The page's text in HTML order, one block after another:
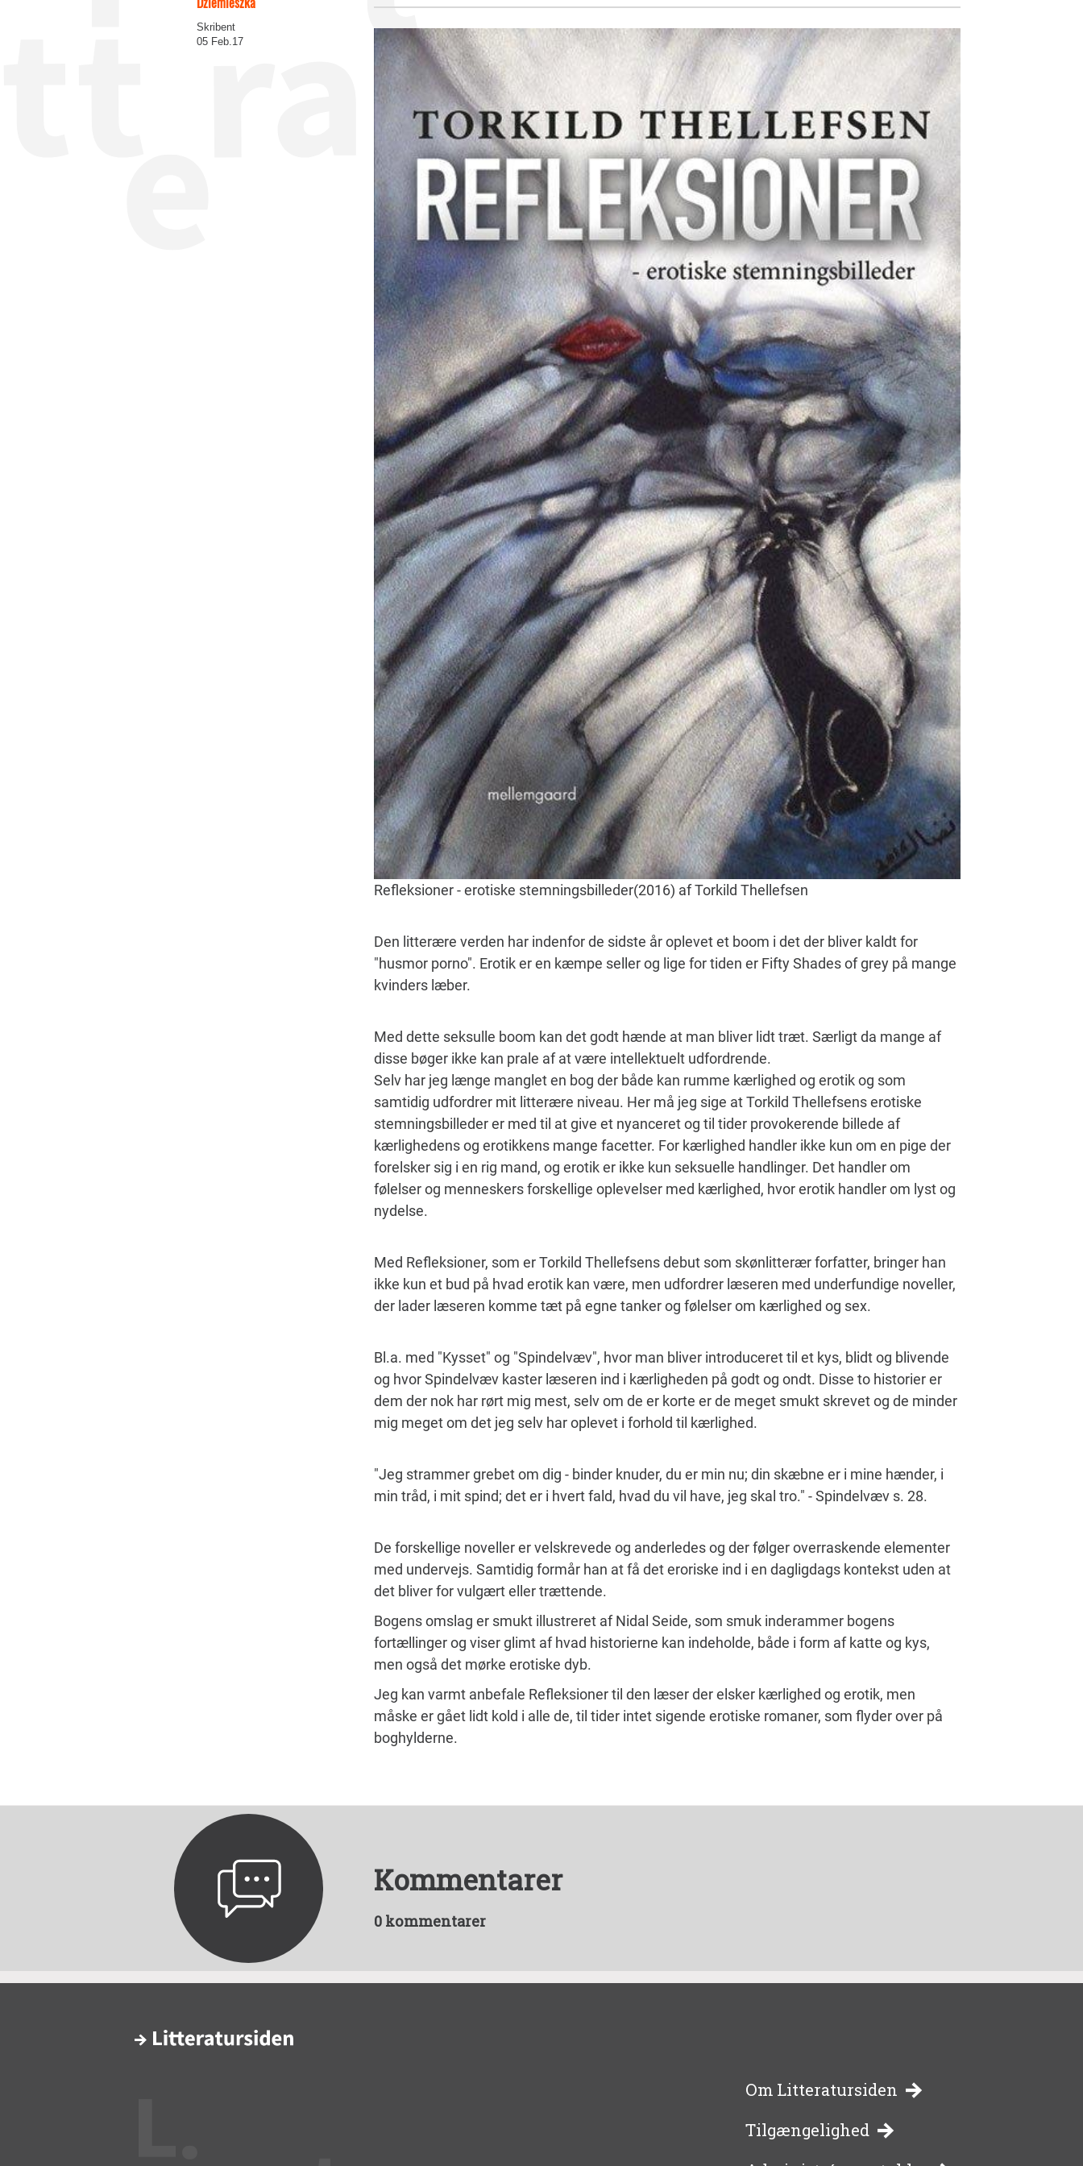
Skribent
05 Feb.17
Refleksioner - erotiske stemningsbilleder(2016) af Torkild Thellefsen
Den litterære verden har indenfor de sidste år oplevet et boom i det der bliver kaldt for
"husmor porno". Erotik er en kæmpe seller og lige for tiden er Fifty Shades of grey på mange
kvinders læber.
Med dette seksulle boom kan det godt hænde at man bliver lidt træt. Særligt da mange af
disse bøger ikke kan prale af at være intellektuelt udfordrende.
Selv har jeg længe manglet en bog der både kan rumme kærlighed og erotik og som
samtidig udfordrer mit litterære niveau. Her må jeg sige at Torkild Thellefsens erotiske
stemningsbilleder er med til at give et nyanceret og til tider provokerende billede af
kærlighedens og erotikkens mange facetter. For kærlighed handler ikke kun om en pige der
forelsker sig i en rig mand, og erotik er ikke kun seksuelle handlinger. Det handler om
følelser og menneskers forskellige oplevelser med kærlighed, hvor erotik handler om lyst og
nydelse.
Med Refleksioner, som er Torkild Thellefsens debut som skønlitterær forfatter, bringer han
ikke kun et bud på hvad erotik kan være, men udfordrer læseren med underfundige noveller,
der lader læseren komme tæt på egne tanker og følelser om kærlighed og sex.
Bl.a. med "Kysset" og "Spindelvæv", hvor man bliver introduceret til et kys, blidt og blivende
og hvor Spindelvæv kaster læseren ind i kærligheden på godt og ondt. Disse to historier er
dem der nok har rørt mig mest, selv om de er korte er de meget smukt skrevet og de minder
mig meget om det jeg selv har oplevet i forhold til kærlighed.
"Jeg strammer grebet om dig - binder knuder, du er min nu; din skæbne er i mine hænder, i
min tråd, i mit spind; det er i hvert fald, hvad du vil have, jeg skal tro." - Spindelvæv s. 28.
De forskellige noveller er velskrevede og anderledes og der følger overraskende elementer
med undervejs. Samtidig formår han at få det eroriske ind i en dagligdags kontekst uden at
det bliver for vulgært eller trættende.
Bogens omslag er smukt illustreret af Nidal Seide, som smuk inderammer bogens
fortællinger og viser glimt af hvad historierne kan indeholde, både i form af katte og kys,
men også det mørke erotiske dyb.
Jeg kan varmt anbefale Refleksioner til den læser der elsker kærlighed og erotik, men
måske er gået lidt kold i alle de, til tider intet sigende erotiske romaner, som flyder over på
boghylderne.
Kommentarer
0 kommentarer
-
bibliotekernes
Om Litteratursiden
Tilgængelighed